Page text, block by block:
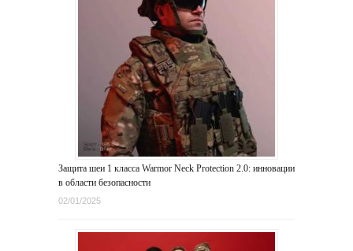
Защита шеи 1 класса Warmor Neck Protection 2.0: инновации
в области безопасности
02/01/2025